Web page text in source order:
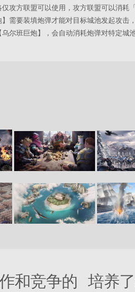
仅攻方联盟可以使用，攻方联盟可以消
需要装填炮弹才能对目标城池发起攻击
尔班巨炮】，会自动消耗炮弹对特定城
培养
和竞争的